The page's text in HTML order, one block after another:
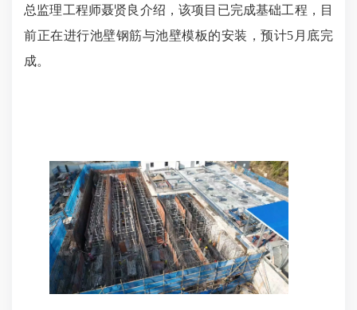
总监理工程师聂贤良介绍，该项目已完成基础工程，目
前正在进行池壁钢筋与池壁模板的安装，预计5月底完
成。